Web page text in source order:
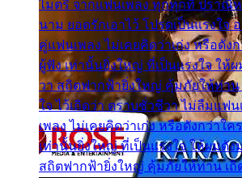
ไมตรี จากแฟนเพลง ทุกทุกที่ ปราณี
นาม ยอดรักเอาไว้ โปรดเป็นแรงใจ
คู่แฟนเพลง ไม่เคยคิดว่าเก่ง หรือดัง
ผู้ฟัง เท่านั้นยิ่งใหญ่ ที่เป็นแรงใจ ให้
วา สถิตฟากฟ้ายิ่งใหญ่ คุ้มภัยให้ท่าน
ใจ ไว้เถิดว่า ตราบชั่วชีวา ไม่ลืมแฟ
เพลง ไม่เคยคิดว่าเก่ง หรือดังกว่าใ
เท่านั้นยิ่งใหญ่ ที่เป็นแรงใจ ให้ผมดัง
สถิตฟากฟ้ายิ่งใหญ่ คุ้มภัยให้ท่าน เถิ